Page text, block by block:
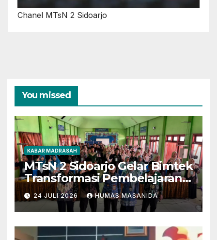
Chanel MTsN 2 Sidoarjo
You missed
KABAR MADRASAH
MTsN 2 Sidoarjo Gelar Bimtek
Transformasi Pembelajaran
Berbasis AI dan Deep
Learning
24 JULI 2026 HUMAS MASANIDA